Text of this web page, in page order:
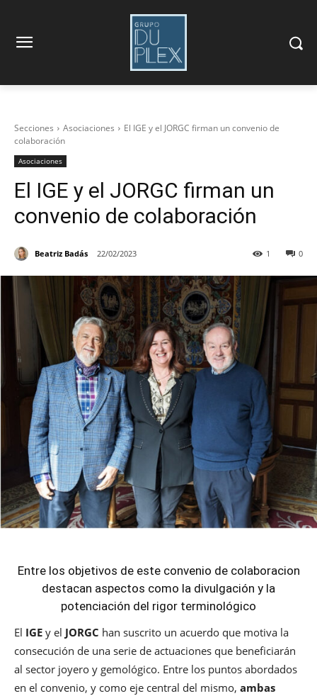
Secciones Asociaciones
El IGE y el JORGC firman un convenio de
colaboración
Asociaciones
El IGE y el JORGC firman un
convenio de colaboración
Beatriz Badás 22/02/2023 0
1
Entre los objetivos de este convenio de colaboracion
destacan aspectos como la divulgación y la
potenciación del rigor terminológico
El IGE y el JORGC han suscrito un acuerdo que motiva la
consecución de una serie de actuaciones que beneficiarán
al sector joyero y gemológico. Entre los puntos abordados
en el convenio, y como eje central del mismo, ambas